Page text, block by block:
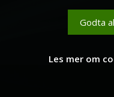
Godta
Les mer om